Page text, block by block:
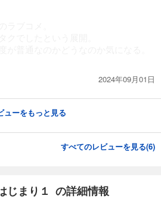
2024年09月01日
ューをもっと見る
すべてのレビューを見る(6)
じまり１ の詳細情報